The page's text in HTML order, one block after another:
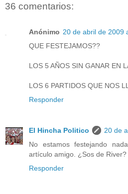
36 comentarios:
Anónimo 20 de abril de 2009
QUE FESTEJAMOS??
LOS 5 AÑOS SIN GANAR EN
LOS 6 PARTIDOS QUE NOS
Responder
El Hincha Politico
20 de
No estamos festejando
artículo amigo. ¿Sos de River?
Responder